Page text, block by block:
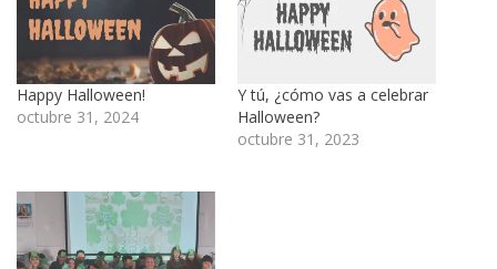
Happy Halloween!
octubre 31, 2024
Y tú, ¿cómo vas a celebrar
Halloween?
octubre 31, 2023